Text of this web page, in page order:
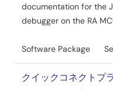
documentation for the
debugger on the RA
Software Package
クイックコネクトプ